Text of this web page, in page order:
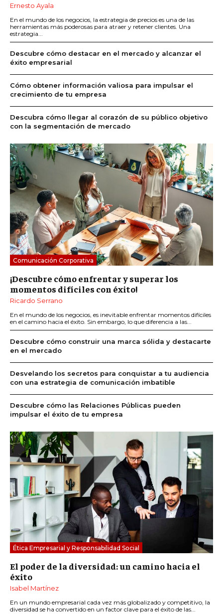
Ernesto Ayala
En el mundo de los negocios, la estrategia de precios es una de las
herramientas más poderosas para atraer y retener clientes. Una
estrategia...
Descubre cómo destacar en el mercado y alcanzar el
éxito empresarial
Cómo obtener información valiosa para impulsar el
crecimiento de tu empresa
Descubra cómo llegar al corazón de su público objetivo
con la segmentación de mercado
Comunicación Corporativa
¡Descubre cómo enfrentar y superar los
momentos difíciles con éxito!
Ricardo Serrano
En el mundo de los negocios, es inevitable enfrentar momentos difíciles
en el camino hacia el éxito. Sin embargo, lo que diferencia a las...
Descubre cómo construir una marca sólida y destacarte
en el mercado
Desvelando los secretos para conquistar a tu audiencia
con una estrategia de comunicación imbatible
Descubre cómo las Relaciones Públicas pueden
impulsar el éxito de tu empresa
Ética Empresarial y Responsabilidad Social
El poder de la diversidad: un camino hacia el
éxito
Isabel Martínez
En un mundo empresarial cada vez más globalizado y competitivo, la
diversidad se ha convertido en un factor clave para el éxito de las...